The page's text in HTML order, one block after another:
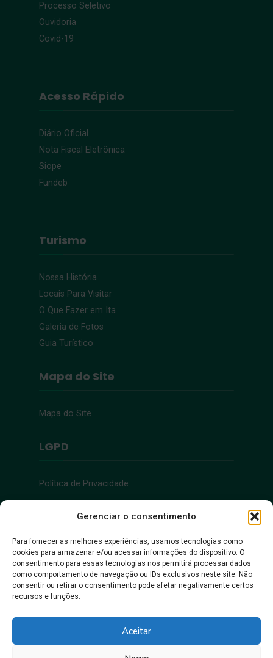
Gerenciar o consentimento
Para fornecer as melhores experiências, usamos tecnologias como
cookies para armazenar e/ou acessar informações do dispositivo. O
consentimento para essas tecnologias nos permitirá processar dados
como comportamento de navegação ou IDs exclusivos neste site. Não
consentir ou retirar o consentimento pode afetar negativamente certos
recursos e funções.
Aceitar
Processo Seletivo
Ouvidoria
Covid-19
Acesso Rápido
Diário Oficial
Nota Fiscal Eletrônica
Siope
Fundeb
Turismo
Nossa História
Locais Para Visitar
O Que Fazer em Ita
Galeria de Fotos
Guia Turístico
Mapa do Site
Mapa do Site
LGPD
Política de Privacidade
Acessibilidade
Acessibilidade